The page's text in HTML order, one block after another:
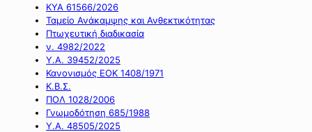
ΚΥΑ 61566/2026
Ταμείο Ανάκαμψης και Ανθεκτικότητας
Πτωχευτική διαδικασία
ν. 4982/2022
Υ.Α. 39452/2025
Κανονισμός ΕΟΚ 1408/1971
Κ.Β.Σ.
ΠΟΛ 1028/2006
Γνωμοδότηση 685/1988
Υ.Α. 48505/2025